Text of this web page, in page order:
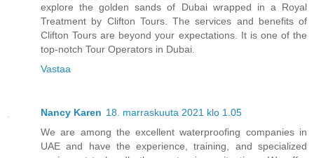
explore the golden sands of Dubai wrapped in a Royal
Treatment by Clifton Tours. The services and benefits of
Clifton Tours are beyond your expectations. It is one of the
top-notch Tour Operators in Dubai.
Vastaa
Nancy Karen 18. marraskuuta 2021 klo 1.05
We are among the excellent waterproofing companies in
UAE and have the experience, training, and specialized